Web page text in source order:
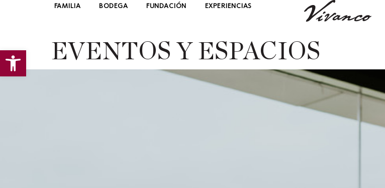
Abrir barra de herramientas
FAMILIA BODEGA FUNDACIÓN EXPERIENCIAS
EVENTOS Y ESPACIOS